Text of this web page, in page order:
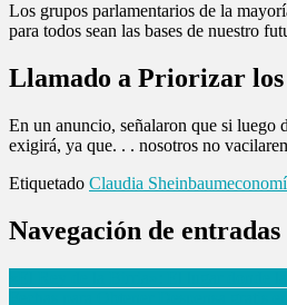
Los grupos parlamentarios de la
para todos sean las bases de nuestro
Llamado a Priorizar los
En un anuncio, señalaron que si luego
exigirá, ya que. . . nosotros no
Etiquetado Claudia Sheinbaum
Navegación de entradas